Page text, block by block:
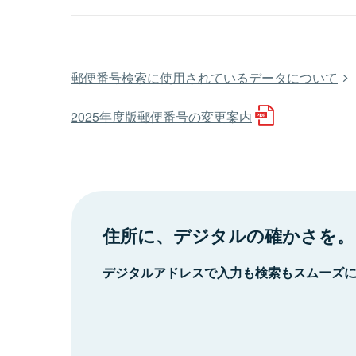
郵便番号検索に使用されているデータについて
2025年度版郵便番号の変更案内
住所に、デジタルの確かさを。
デジタルアドレスで入力も検索もスムーズ